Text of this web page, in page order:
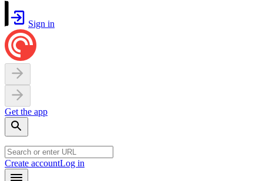
Sign in
Get the app
Create accountLog in